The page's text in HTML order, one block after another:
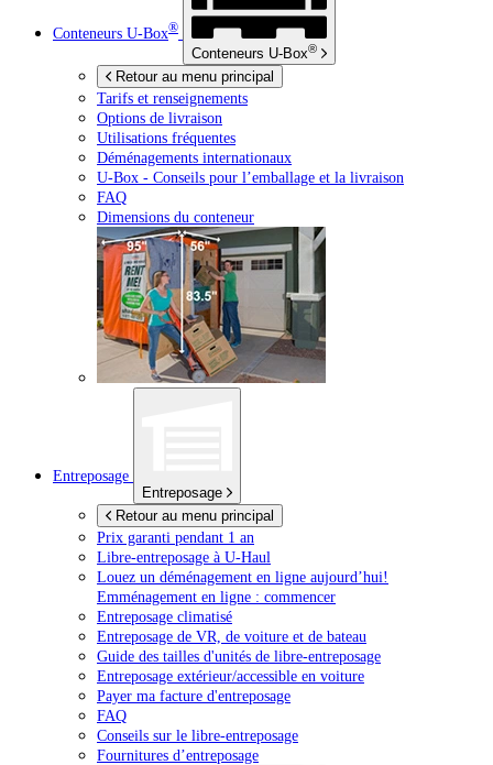
Conteneurs U-Box®
Conteneurs U-Box®
Retour au menu principal
Tarifs et renseignements
Options de livraison
Utilisations fréquentes
Déménagements internationaux
U-Box - Conseils pour l’emballage et la livraison
FAQ
Dimensions du conteneur
Entreposage
Entreposage
Retour au menu principal
Prix garanti pendant 1 an
Libre-entreposage à U-Haul
Louez un déménagement en ligne aujourd’hui!
Emménagement en ligne : commencer
Entreposage climatisé
Entreposage de VR, de voiture et de bateau
Guide des tailles d'unités de libre-entreposage
Entreposage extérieur/accessible en voiture
Payer ma facture d'entreposage
FAQ
Conseils sur le libre-entreposage
Fournitures d’entreposage